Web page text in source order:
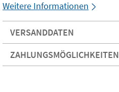
Weitere Informationen
VERSANDDATEN
ZAHLUNGSMÖGLICHKEITEN